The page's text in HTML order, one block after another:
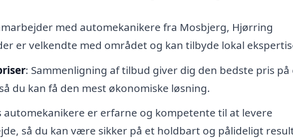
med automekanikere fra Mosbjerg, Hjørring
er velkendte med området og kan tilbyde lokal
: Sammenligning af tilbud giver dig den bedste pris på
du kan få den mest økonomiske løsning.
automekanikere er erfarne og kompetente til at levere
så du kan være sikker på et holdbart og pålideligt